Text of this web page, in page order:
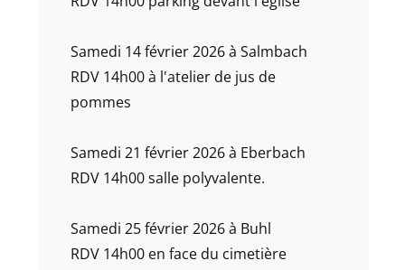
Samedi 14 février 2026 à Salmbach
RDV 14h00 à l'atelier de jus de
pommes
Samedi 21 février 2026 à Eberbach
RDV 14h00 salle polyvalente.
Samedi 25 février 2026 à Buhl
RDV 14h00 en face du cimetière